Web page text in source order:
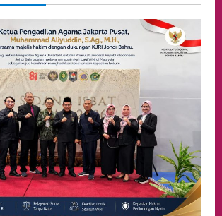
Putusan Diundur Lagi, Pernyataan
Hakim pada Sidang Sebelumnya Jadi
Sorotan
05/08/2026
Politik
Presiden Prabowo dan PM Thailand
Sepakat Perkuat Stabilitas ketahan
ASEAN Melalui Penguatan Kerjasama
Kedua Negara.
04/08/2026